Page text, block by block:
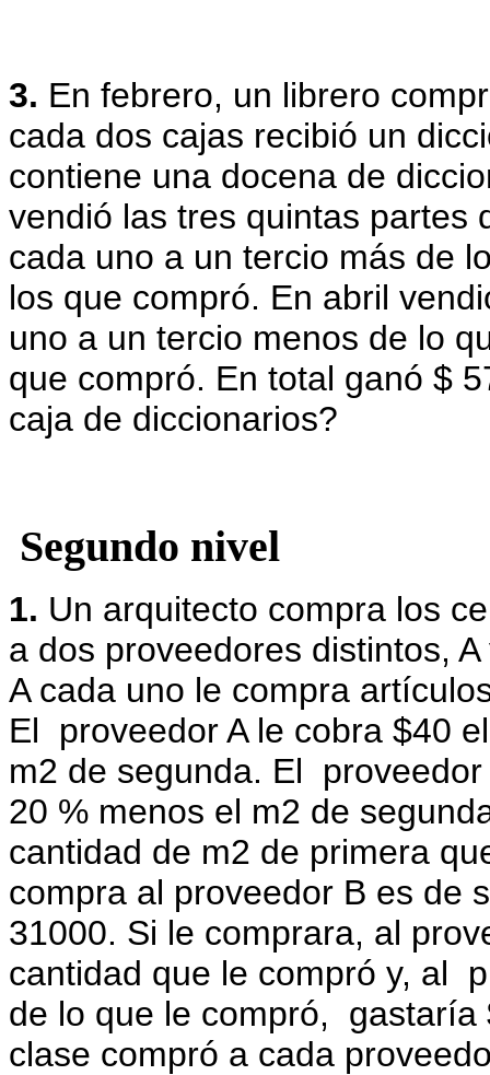
3. En febrero, un librero
cada dos cajas recibió un
contiene una docena de
vendió las tres quintas partes
cada uno a un tercio más de
los que compró. En abril
uno a un tercio menos de lo
que compró. En total ganó $
caja de diccionarios?
Segundo nivel
1. Un arquitecto compra los
a dos proveedores distintos, A
A cada uno le compra
El proveedor A le cobra $40
m2 de segunda. El proveedor
20 % menos el m2 de
cantidad de m2 de primera
compra al proveedor B es de
31000. Si le comprara, al
cantidad que le compró y, al
de lo que le compró,
clase compró a cada